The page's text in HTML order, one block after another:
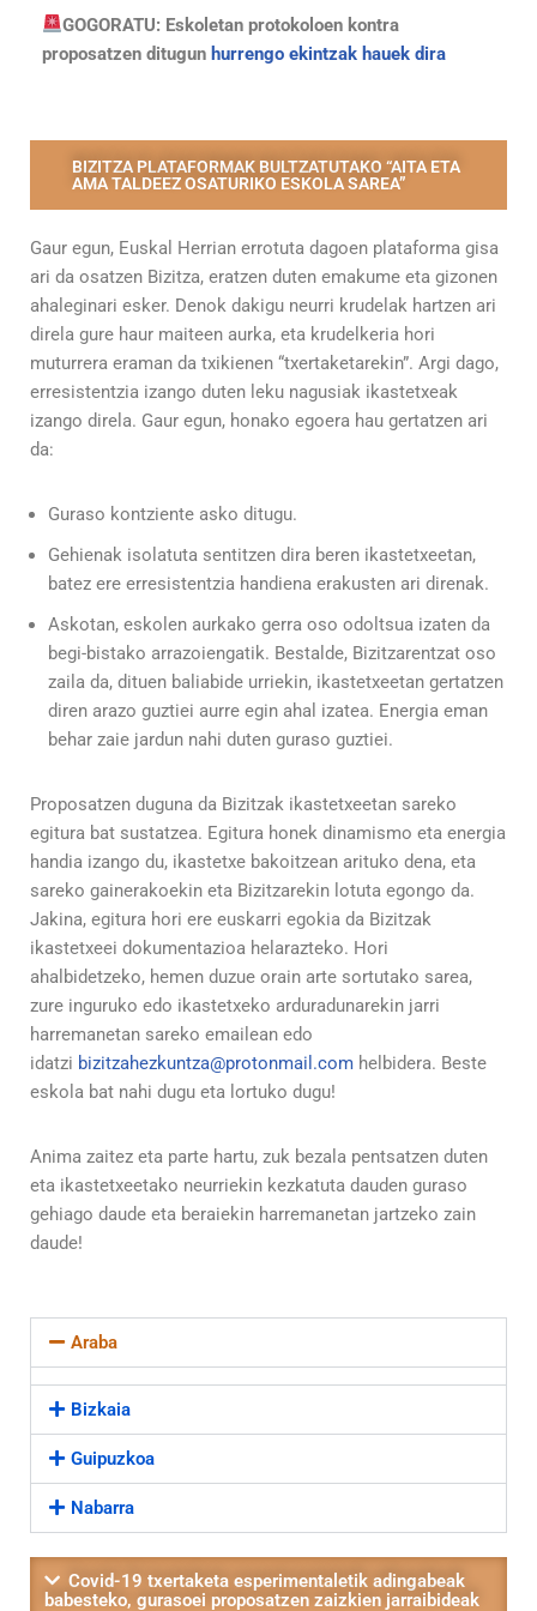
GOGORATU: Eskoletan protokoloen kontra
proposatzen ditugun hurrengo ekintzak hauek dira
BIZITZA PLATAFORMAK BULTZATUTAKO “AITA ETA
AMA TALDEEZ OSATURIKO ESKOLA SAREA”
Gaur egun, Euskal Herrian errotuta dagoen plataforma gisa
ari da osatzen Bizitza, eratzen duten emakume eta gizonen
ahaleginari esker. Denok dakigu neurri krudelak hartzen ari
direla gure haur maiteen aurka, eta krudelkeria hori
muturrera eraman da txikienen “txertaketarekin”. Argi dago,
erresistentzia izango duten leku nagusiak ikastetxeak
izango direla. Gaur egun, honako egoera hau gertatzen ari
da:
Guraso kontziente asko ditugu.
Gehienak isolatuta sentitzen dira beren ikastetxeetan,
batez ere erresistentzia handiena erakusten ari direnak.
Askotan, eskolen aurkako gerra oso odoltsua izaten da
begi-bistako arrazoiengatik. Bestalde, Bizitzarentzat oso
zaila da, dituen baliabide urriekin, ikastetxeetan gertatzen
diren arazo guztiei aurre egin ahal izatea. Energia eman
behar zaie jardun nahi duten guraso guztiei.
Proposatzen duguna da Bizitzak ikastetxeetan sareko
egitura bat sustatzea. Egitura honek dinamismo eta energia
handia izango du, ikastetxe bakoitzean arituko dena, eta
sareko gainerakoekin eta Bizitzarekin lotuta egongo da.
Jakina, egitura hori ere euskarri egokia da Bizitzak
ikastetxeei dokumentazioa helarazteko. Hori
ahalbidetzeko, hemen duzue orain arte sortutako sarea,
zure inguruko edo ikastetxeko arduradunarekin jarri
harremanetan sareko emailean edo
idatzi bizitzahezkuntza@protonmail.com helbidera. Beste
eskola bat nahi dugu eta lortuko dugu!
Anima zaitez eta parte hartu, zuk bezala pentsatzen duten
eta ikastetxeetako neurriekin kezkatuta dauden guraso
gehiago daude eta beraiekin harremanetan jartzeko zain
daude!
Araba
Bizkaia
Guipuzkoa
Nabarra
Covid-19 txertaketa esperimentaletik adingabeak
babesteko, gurasoei proposatzen zaizkien jarraibideak